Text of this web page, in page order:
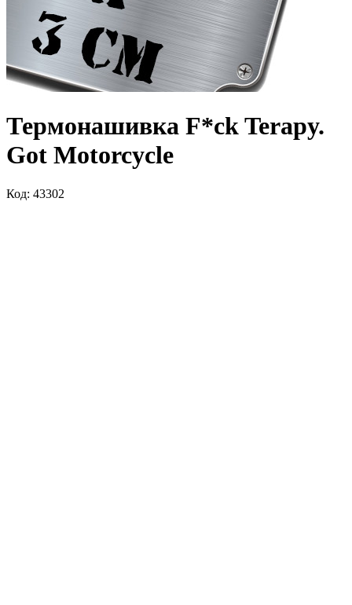
Термонашивка F*ck Terapy.
Got Motorcycle
Код: 43302